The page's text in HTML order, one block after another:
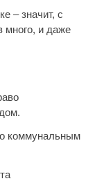
– значит, с
много, и даже
коммунальным